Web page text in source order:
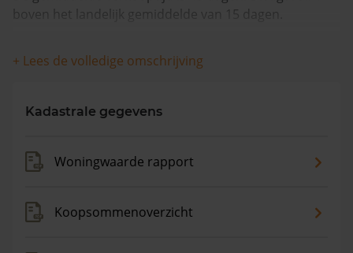
boven het landelijk gemiddelde van 15 dagen.
Wanneer we naar de laatste 12 maanden kijken
worden appartementen gemiddeld voor €350.245
gemiddelde vraagprijs is €421.513. In de afgelopen 12
+ Lees de volledige omschrijving
Kadastrale gegevens
Woningwaarde rapport
Koopsommenoverzicht